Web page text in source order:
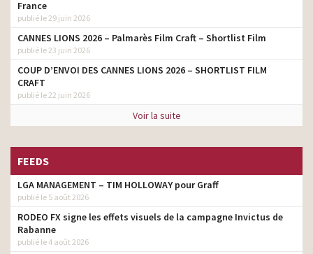
France
publié le 29 juin 2026
CANNES LIONS 2026 – Palmarès Film Craft – Shortlist Film
publié le 23 juin 2026
COUP D’ENVOI DES CANNES LIONS 2026 – SHORTLIST FILM
CRAFT
publié le 22 juin 2026
Voir la suite
FEEDS
LGA MANAGEMENT – TIM HOLLOWAY pour Graff
publié le 5 août 2026
RODEO FX signe les effets visuels de la campagne Invictus de
Rabanne
publié le 4 août 2026